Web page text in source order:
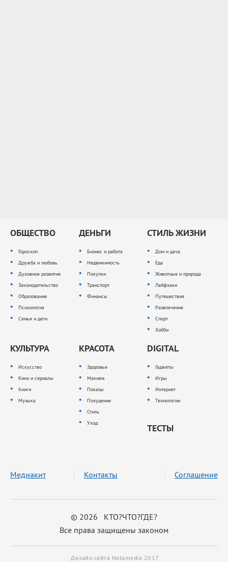
ОБЩЕСТВО
Гороскоп
Дружба и любовь
Духовное развитие
Законодательство
Образование
Психология
Семья и дети
ДЕНЬГИ
Бизнес и работа
Недвижимость
Покупки
Транспорт
Финансы
СТИЛЬ ЖИЗНИ
Дом и дача
Еда
Животные и природа
Лайфхаки
Путешествия
Развлечения
Спорт
Хобби
КУЛЬТУРА
Искусство
Кино и сериалы
Книги
Музыка
КРАСОТА
Здоровье
Макияж
Показы
Похудение
Стиль
Уход
DIGITAL
Гаджеты
Игры
Интернет
Технологии
ТЕСТЫ
© 2026 КТО?ЧТО?ГДЕ?
Все права защищены законом
Медиакит Контакты Соглашение
Дизайн сайта Notamedia 2017